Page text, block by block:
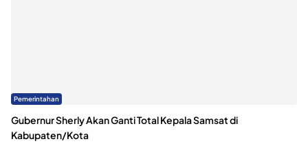
Pemerintahan
Gubernur Sherly Akan Ganti Total Kepala Samsat di
Kabupaten/Kota